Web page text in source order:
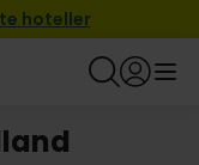
hoteller